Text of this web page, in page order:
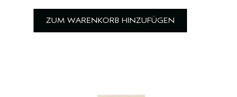
ZUM WARENKORB HINZUFÜGEN